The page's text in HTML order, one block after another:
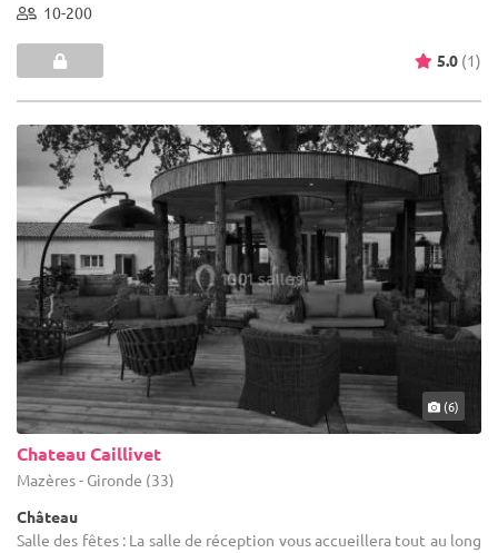
10-200
5.0 (1)
(6)
Chateau Caillivet
Mazères - Gironde (33)
Château
Salle des fêtes : La salle de réception vous accueillera tout au long